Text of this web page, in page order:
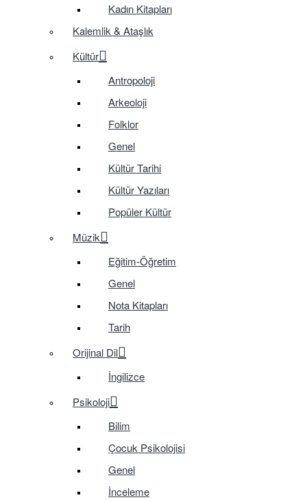
Kadın Kitapları
Kalemlik & Ataşlık
Kültür
Antropoloji
Arkeoloji
Folklor
Genel
Kültür Tarihi
Kültür Yazıları
Popüler Kültür
Müzik
Eğitim-Öğretim
Genel
Nota Kitapları
Tarih
Orijinal Dil
İngilizce
Psikoloji
Bilim
Çocuk Psikolojisi
Genel
İnceleme